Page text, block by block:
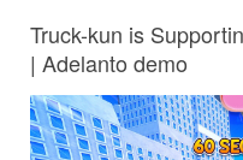
Truck-kun is
| Adelanto demo